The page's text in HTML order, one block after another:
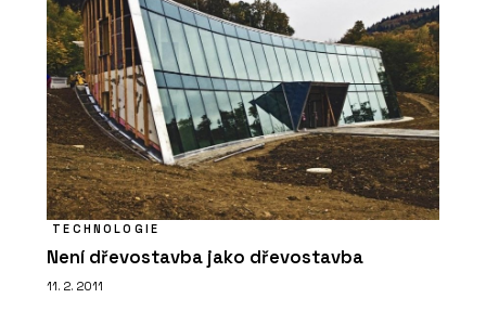
TECHNOLOGIE
Není dřevostavba jako dřevostavba
11. 2. 2011